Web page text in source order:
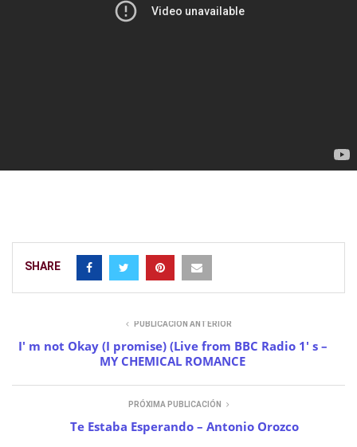
SHARE
PUBLICACIÓN ANTERIOR
I' m not Okay (I promise) (Live from BBC Radio 1' s –
MY CHEMICAL ROMANCE
PRÓXIMA PUBLICACIÓN
Te Estaba Esperando – Antonio Orozco